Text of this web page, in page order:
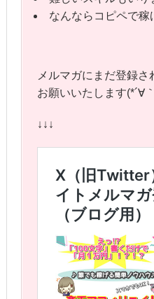
なんならコピペで稼
メルマガにまだ登録
お願いいたします(*´∀
↓↓↓